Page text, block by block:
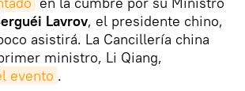
Lavrov, el presidente chino,
asistirá. La Cancillería china
ministro, Li Qiang,
evento .